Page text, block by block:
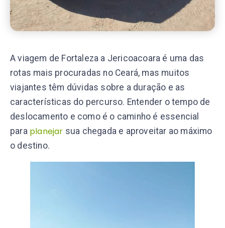
A viagem de Fortaleza a Jericoacoara é uma das
rotas mais procuradas no Ceará, mas muitos
viajantes têm dúvidas sobre a duração e as
características do percurso. Entender o tempo de
deslocamento e como é o caminho é essencial
para planejar sua chegada e aproveitar ao máximo
o destino.